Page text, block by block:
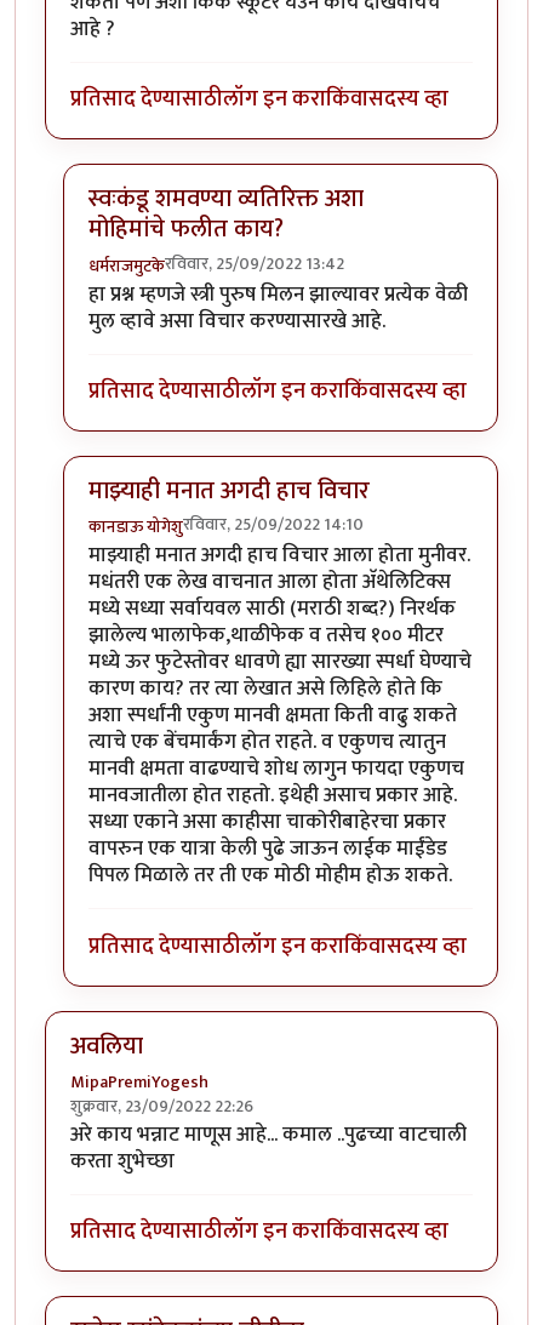
आहे ?
प्रतिसाद देण्यासाठीलॉग इन कराकिंवासदस्य व्हा
स्वःकंडू शमवण्या व्यतिरिक्त अशा
मोहिमांचे फलीत काय?
धर्मराजमुटकेरविवार, 25/09/2022 13:42
In reply toफलीत ?byकपिलमुनी
हा प्रश्न म्हणजे स्त्री पुरुष मिलन झाल्यावर प्रत्येक वेळी
मुल व्हावे असा विचार करण्यासारखे आहे.
प्रतिसाद देण्यासाठीलॉग इन कराकिंवासदस्य व्हा
माझ्याही मनात अगदी हाच विचार
कानडाऊ योगेशुरविवार, 25/09/2022 14:10
In reply toफलीत ?byकपिलमुनी
माझ्याही मनात अगदी हाच विचार आला होता मुनीवर.
मधंतरी एक लेख वाचनात आला होता अ‍ॅथेलिटिक्स
मध्ये सध्या सर्वायवल साठी (मराठी शब्द?) निरर्थक
झालेल्य भालाफेक,थाळीफेक व तसेच १०० मीटर
मध्ये ऊर फुटेस्तोवर धावणे ह्या सारख्या स्पर्धा घेण्याचे
कारण काय? तर त्या लेखात असे लिहिले होते कि
अशा स्पर्धांनी एकुण मानवी क्षमता किती वाढु शकते
त्याचे एक बेंचमार्कंग होत राहते. व एकुणच त्यातुन
मानवी क्षमता वाढण्याचे शोध लागुन फायदा एकुणच
मानवजातीला होत राहतो. इथेही असाच प्रकार आहे.
सध्या एकाने असा काहीसा चाकोरीबाहेरचा प्रकार
वापरुन एक यात्रा केली पुढे जाऊन लाईक माईंडेड
पिपल मिळाले तर ती एक मोठी मोहीम होऊ शकते.
प्रतिसाद देण्यासाठीलॉग इन कराकिंवासदस्य व्हा
अवलिया
MipaPremiYogesh
शुक्रवार, 23/09/2022 22:26
अरे काय भन्नाट माणूस आहे... कमाल ..पुढच्या वाटचाली
करता शुभेच्छा
प्रतिसाद देण्यासाठीलॉग इन कराकिंवासदस्य व्हा